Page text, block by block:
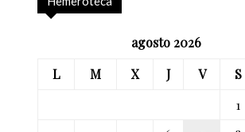
agosto 2026
L
M X J V S
1